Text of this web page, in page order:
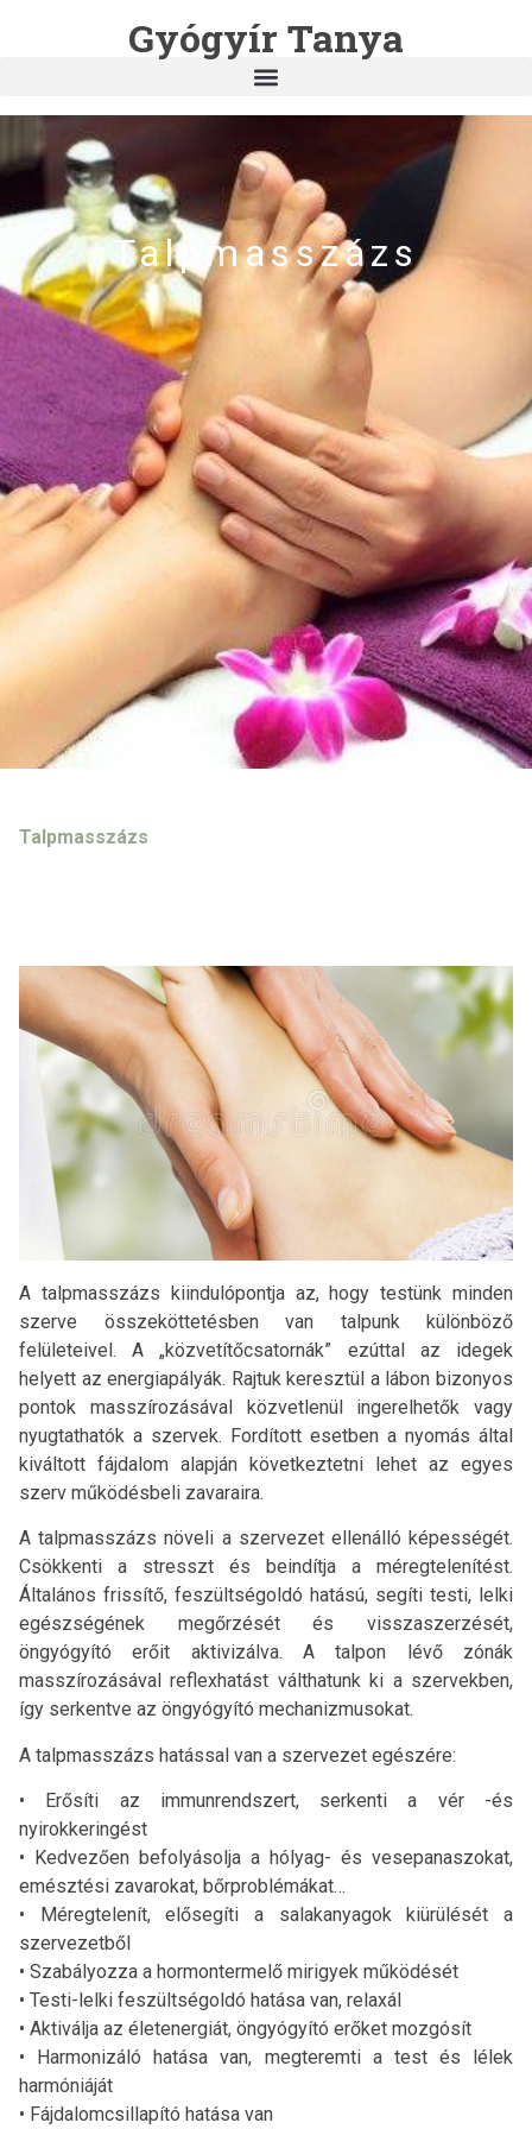
Gyógyír Tanya
Talpmasszázs
Talpmasszázs
A talpmasszázs kiindulópontja az, hogy testünk minden
szerve összeköttetésben van talpunk különböző
felületeivel. A „közvetítőcsatornák” ezúttal az idegek
helyett az energiapályák. Rajtuk keresztül a lábon bizonyos
pontok masszírozásával közvetlenül ingerelhetők vagy
nyugtathatók a szervek. Fordított esetben a nyomás által
kiváltott fájdalom alapján következtetni lehet az egyes
szerv működésbeli zavaraira.
Atalpmasszázs növeli a szervezet ellenálló képességét.
Csökkenti a stresszt és beindítja a méregtelenítést.
Általános frissítő, feszültségoldó hatású, segíti testi, lelki
egészségének megőrzését és visszaszerzését,
öngyógyító erőit aktivizálva. A talpon lévő zónák
masszírozásával reflexhatást válthatunk ki a szervekben,
így serkentve az öngyógyító mechanizmusokat.
A talpmasszázs hatással van a szervezet egészére:
​• Erősíti az immunrendszert, serkenti a vér -és
nyirokkeringést
• Kedvezően befolyásolja a hólyag- és vesepanaszokat,
emésztési zavarokat, bőrproblémákat…
• Méregtelenít, elősegíti a salakanyagok kiürülését a
szervezetből
• Szabályozza a hormontermelő mirigyek működését
• Testi-lelki feszültségoldó hatása van, relaxál
• Aktiválja az életenergiát, öngyógyító erőket mozgósít
• Harmonizáló hatása van, megteremti a test és lélek
harmóniáját
• Fájdalomcsillapító hatása van